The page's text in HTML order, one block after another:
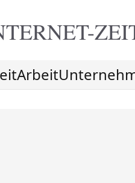
Arbeit